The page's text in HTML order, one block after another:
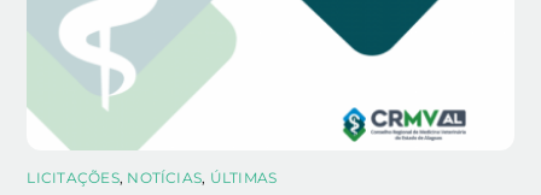
LICITAÇÕES, NOTÍCIAS, ÚLTIMAS